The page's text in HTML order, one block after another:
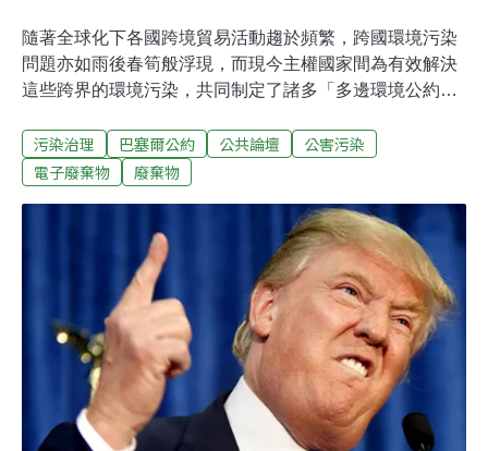
隨著全球化下各國跨境貿易活動趨於頻繁，跨國環境污染
問題亦如雨後春筍般浮現，而現今主權國家間為有效解決
這些跨界的環境污染，共同制定了諸多「多邊環境公約」
透過MEAs來規範主權國家的行為，進而有效治理跨界的
環境污染問題。然而，許多跨界環境問題的治理狀況並未
甚至有時結果還比這些MEAs生效前來的更糟，全球暖化
的治理即是一例，而有害廢棄物的跨境轉移（hazardous
waste transboundary）又是一例。令人不解的是，在國際
法院（international court of justice）與MEAs所規範的仲
裁（arbitration）機關中，為什麼甚少看到有締約國被判定
為違約（non-compliance）的情況。易言之，為何在某些
污染治理 巴塞爾公約 公共論壇
公害污染
電子廢棄物
廢棄物